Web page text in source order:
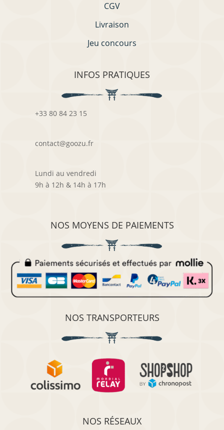
CGV
Livraison
Jeu concours
INFOS PRATIQUES
+33 80 84 23 15
contact@goozu.fr
Lundi au vendredi
9h à 12h & 14h à 17h
NOS MOYENS DE PAIEMENTS
NOS TRANSPORTEURS
NOS RÉSEAUX